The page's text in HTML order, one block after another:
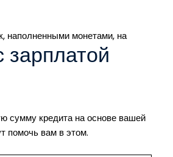
зарплатой
сумму кредита на основе вашей
помочь вам в этом.